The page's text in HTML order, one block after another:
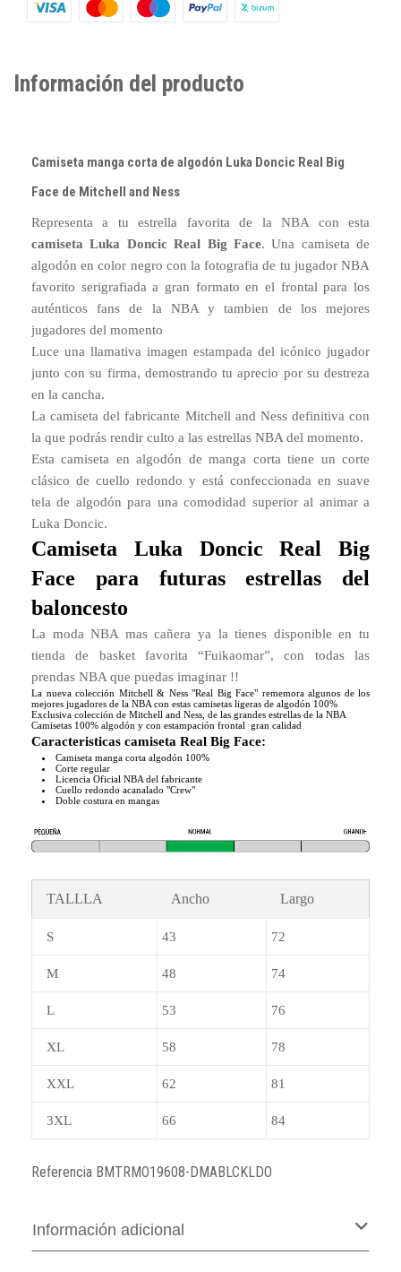
Información del producto
Camiseta manga corta de algodón Luka Doncic Real Big
Face de Mitchell and Ness
Representa a tu estrella favorita de la NBA con esta
camiseta Luka Doncic Real Big Face. Una camiseta de
algodón en color negro con la fotografia de tu jugador NBA
favorito serigrafiada a gran formato en el frontal para los
auténticos fans de la NBA y tambien de los mejores
jugadores del momento
Luce una llamativa imagen estampada del icónico jugador
junto con su firma, demostrando tu aprecio por su destreza
en la cancha.
La camiseta del fabricante Mitchell and Ness definitiva con
la que podrás rendir culto a las estrellas NBA del momento.
Esta camiseta en algodón de manga corta tiene un corte
clásico de cuello redondo y está confeccionada en suave
tela de algodón para una comodidad superior al animar a
Luka Doncic.
Camiseta Luka Doncic Real Big
Face para futuras estrellas del
baloncesto
La moda NBA mas cañera ya la tienes disponible en tu
tienda de basket favorita “Fuikaomar”, con todas las
prendas NBA que puedas imaginar !!
La nueva colección Mitchell & Ness "Real Big Face" rememora algunos de los
mejores jugadores de la NBA con estas camisetas ligeras de algodón 100%
Exclusiva colección de Mitchell and Ness, de las grandes estrellas de la NBA
Camisetas 100% algodón y con estampación frontal gran calidad
Caracteristicas camiseta Real Big Face:
Camiseta manga corta algodón 100%
Corte regular
Licencia Oficial NBA del fabricante
Cuello redondo acanalado "Crew"
Doble costura en mangas
TALLLA Ancho Largo
S 43 72
M 48 74
L 53 76
XL 58 78
XXL 62 81
3XL 66 84
Referencia BMTRMO19608-DMABLCKLDO
Información adicional